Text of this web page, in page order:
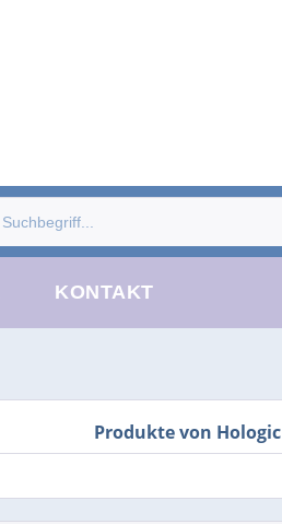
KONTAKT
Produkte von Hologic